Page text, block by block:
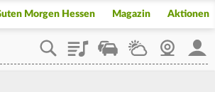
Morgen Hessen Magazin Aktionen
PlaylistStaupilotWetterWebcam